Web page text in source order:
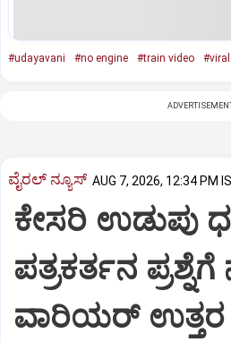
#udayavani #no engine #train video
ವೈರಲ್ ನ್ಯೂಸ್ AUG 7, 2026, 12:34 PM
ಕೇಸರಿ ಉಡುಪು
ಪತ್ರಕರ್ತನ
ವಾರಿಯರ್ ಉತ್ತರ